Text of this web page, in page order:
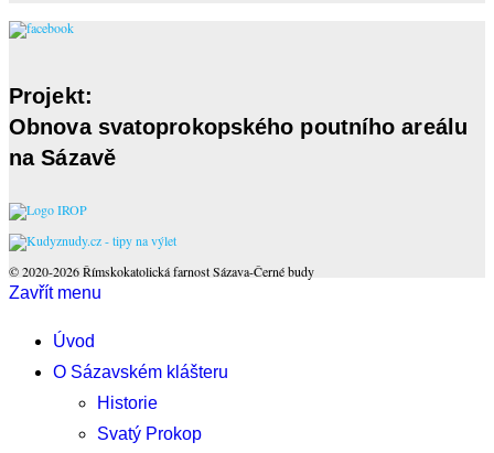
Projekt:
Obnova svatoprokopského poutního areálu
na Sázavě
© 2020-2026 Římskokatolická farnost Sázava-Černé budy
Zavřít menu
Úvod
O Sázavském klášteru
Historie
Svatý Prokop